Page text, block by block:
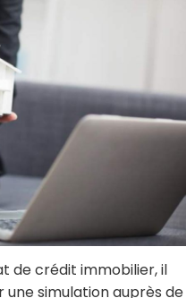
de crédit immobilier, il
simulation auprès de